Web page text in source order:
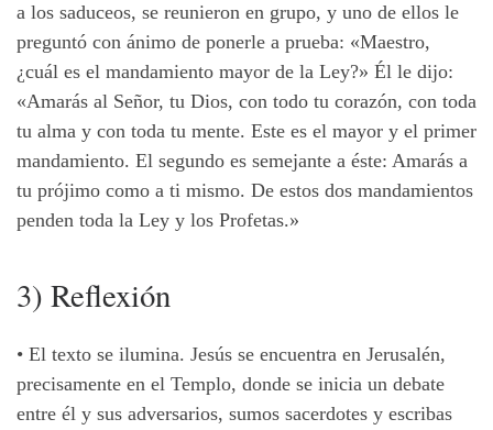
a los saduceos, se reunieron en grupo, y uno de ellos le
preguntó con ánimo de ponerle a prueba: «Maestro,
¿cuál es el mandamiento mayor de la Ley?» Él le dijo:
«Amarás al Señor, tu Dios, con todo tu corazón, con toda
tu alma y con toda tu mente. Este es el mayor y el primer
mandamiento. El segundo es semejante a éste: Amarás a
tu prójimo como a ti mismo. De estos dos mandamientos
penden toda la Ley y los Profetas.»
3) Reflexión
• El texto se ilumina. Jesús se encuentra en Jerusalén,
precisamente en el Templo, donde se inicia un debate
entre él y sus adversarios, sumos sacerdotes y escribas